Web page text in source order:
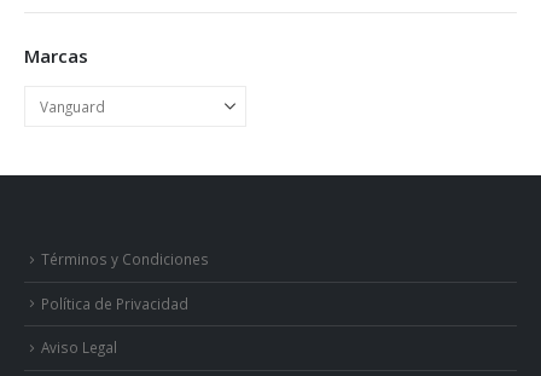
Marcas
Términos y Condiciones
Política de Privacidad
Aviso Legal